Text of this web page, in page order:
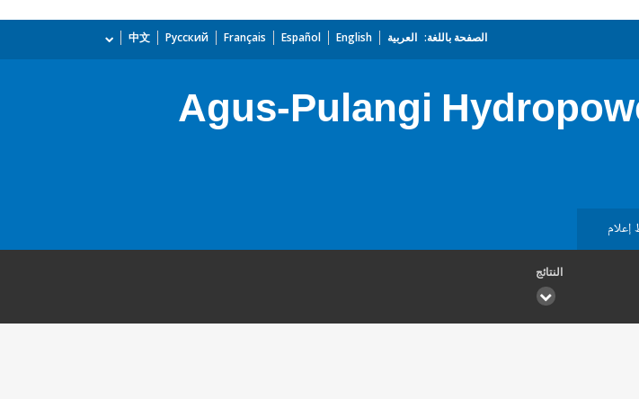
الصفحة باللغة: العربية English
Español
Français
Русский
中文
Agus-Pulangi
إعلام
النتائج